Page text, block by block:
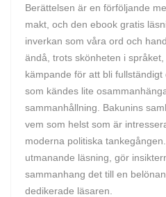
Berättelsen är en förföljande
makt, och den ebook gratis
inverkan som våra ord och
ändå, trots skönheten i
kämpande för att bli fullständigt
som kändes lite
sammanhållning. Bakunins
vem som helst som är
moderna politiska
utmanande läsning, gör
sammanhang det till en
dedikerade läsaren.